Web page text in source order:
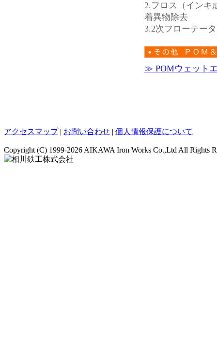
2.フロス（インキ
着異物除去
3.2次フローテー
≫ POMウェット
アクセスマップ| お問い合わせ | 個人情報保護について
Copyright (C) 1999-2026 AIKAWA Iron Works Co.,Ltd All Rights